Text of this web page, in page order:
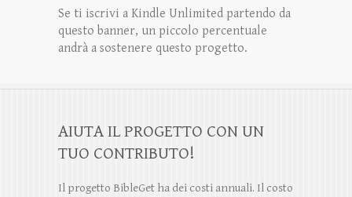
Se ti iscrivi a Kindle Unlimited partendo da
questo banner, un piccolo percentuale
andrà a sostenere questo progetto.
AIUTA IL PROGETTO CON UN
TUO CONTRIBUTO!
Il progetto BibleGet ha dei costi annuali. Il costo